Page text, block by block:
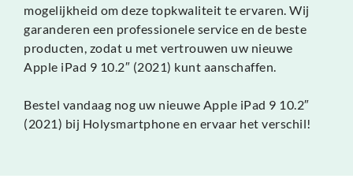
mogelijkheid om deze topkwaliteit te ervaren. Wij
garanderen een professionele service en de beste
producten, zodat u met vertrouwen uw nieuwe
Apple iPad 9 10.2″ (2021) kunt aanschaffen.
Bestel vandaag nog uw nieuwe Apple iPad 9 10.2″
(2021) bij Holysmartphone en ervaar het verschil!